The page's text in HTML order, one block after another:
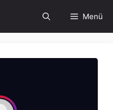
Menü